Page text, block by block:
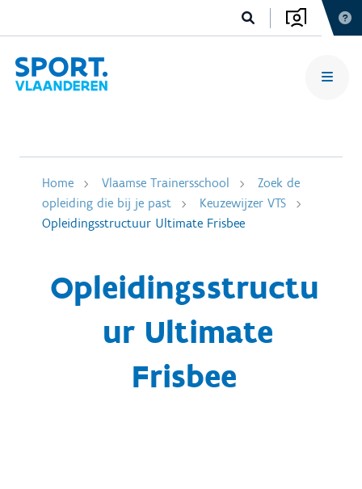
Home Vlaamse Trainersschool
Zoek de
opleiding die bij je past
Keuzewijzer VTS
Opleidingsstructuur Ultimate Frisbee
Opleidingsstructu
ur Ultimate
Frisbee